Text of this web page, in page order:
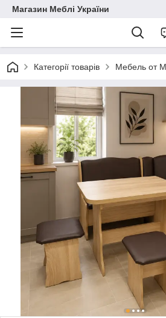
Магазин Меблі України
Категорії товарів Мебель от